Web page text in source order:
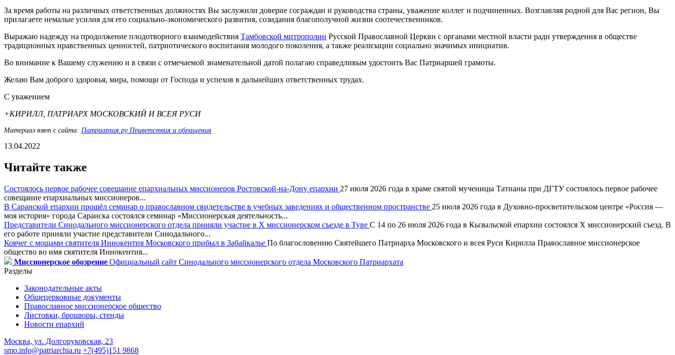
За время работы на различных ответственных должностях Вы заслужили доверие сограждан и руководства страны, уважение коллег и подчиненных. Возглавляя родной для Вас регион, Вы
прилагаете немалые усилия для его социально-экономического развития, созидания благополучной жизни соотечественников.
Выражаю надежду на продолжение плодотворного взаимодействия Тамбовской митрополии Русской Православной Церкви с органами местной власти ради утверждения в обществе
традиционных нравственных ценностей, патриотического воспитания молодого поколения, а также реализации социально значимых инициатив.
Во внимание к Вашему служению и в связи с отмечаемой знаменательной датой полагаю справедливым удостоить Вас Патриаршей грамоты.
Желаю Вам доброго здоровья, мира, помощи от Господа и успехов в дальнейших ответственных трудах.
С уважением
+КИРИЛЛ, ПАТРИАРХ МОСКОВСКИЙ И ВСЕЯ РУСИ
Материал взят с сайта: Патриархия.ру Приветствия и обращения
13.04.2022
Читайте также
Состоялось первое рабочее совещание епархиальных миссионеров Ростовской-на-Дону епархии 27 июля 2026 года в храме святой мученицы Татианы при ДГТУ состоялось первое рабочее
совещание епархиальных миссионеров...
В Саранской епархии прошёл семинар о православном свидетельстве в учебных заведениях и общественном пространстве 25 июля 2026 года в Духовно-просветительском центре «Россия —
моя история» города Саранска состоялся семинар «Миссионерская деятельность...
Представители Синодального миссионерского отдела приняли участие в X миссионерском съезде в Туве С 14 по 26 июля 2026 года в Кызыльской епархии состоялся X миссионерский съезд. В
его работе приняли участие представители Синодального...
Ковчег с мощами святителя Иннокентия Московского прибыл в Забайкалье По благословению Святейшего Патриарха Московского и всея Руси Кирилла Православное миссионерское
общество во имя святителя Иннокентия...
Миссионерское обозрение Официальный сайт Синодального миссионерского отдела Московского Патриархата
Разделы
Законодательные акты
Общецерковные документы
Православное миссионерское общество
Листовки, брошюры, стенды
Новости епархий
Москва, ул. Долгоруковская, 23
smo.info@patriarchia.ru +7(495)151 9868